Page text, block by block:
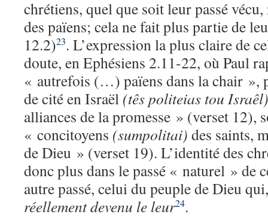
chrétiens, quel que soit leur passé
des païens; cela ne fait plus partie de
12.2)23. L’expression la plus claire de
doute, en Ephésiens 2.11-22, où Paul
« autrefois (…) païens dans la chair »,
de cité en Israël (tês politeias tou Israêl)
alliances de la promesse » (verset 12),
« concitoyens (sumpolitai) des saints,
de Dieu » (verset 19). L’identité des
donc plus dans le passé « naturel » de
autre passé, celui du peuple de Dieu
réellement devenu le leur24.